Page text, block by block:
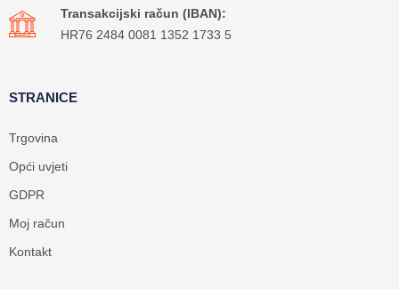
Transakcijski račun (IBAN):
HR76 2484 0081 1352 1733 5
STRANICE
Trgovina
Opći uvjeti
GDPR
Moj račun
Kontakt